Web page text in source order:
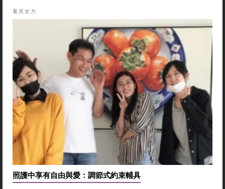
看見女力
照護中享有自由與愛：調節式約束輔具